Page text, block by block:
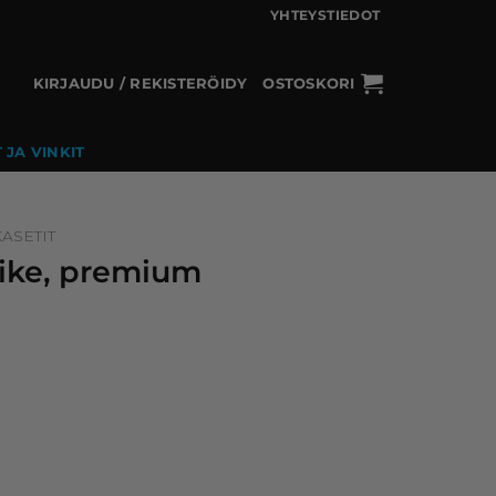
YHTEYSTIEDOT
KIRJAUDU / REKISTERÖIDY OSTOSKORI
JA VINKIT
premium